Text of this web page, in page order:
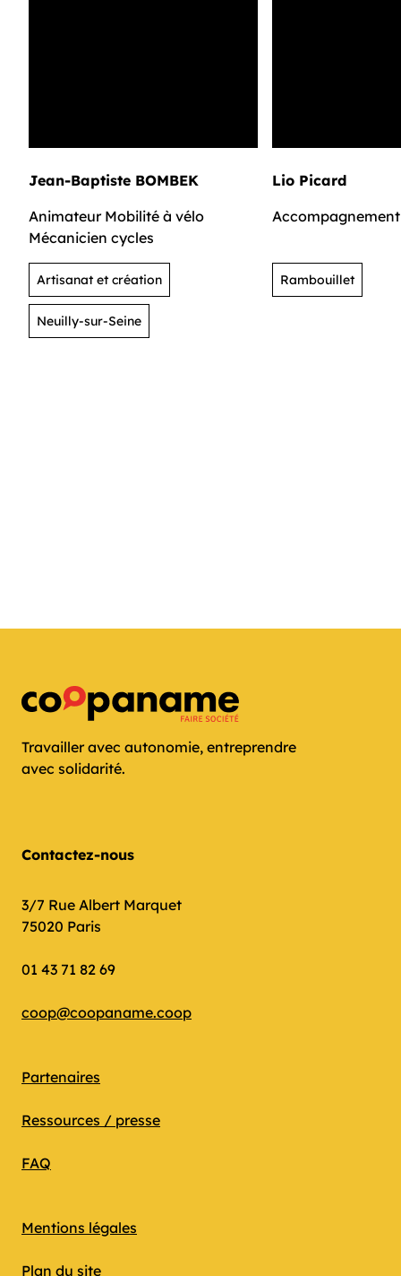
Jean-Baptiste BOMBEK
Animateur Mobilité à vélo
Mécanicien cycles
Artisanat et création
Neuilly-sur-Seine
Lio Picard
Accompagnement
Rambouillet
Travailler avec autonomie, entreprendre
avec solidarité.
Contactez-nous
3/7 Rue Albert Marquet
75020 Paris
01 43 71 82 69
coop@coopaname.coop
Partenaires
Ressources / presse
FAQ
Mentions légales
Plan du site